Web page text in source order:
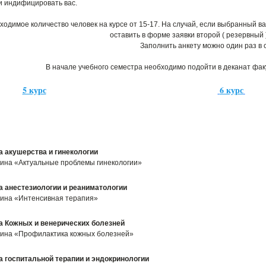
индифицировать вас.
количество человек на курсе от 15-17. На случай, если выбранный
оставить в форме заявки второй (
Заполнить анкету можно один раз в
В начале учебного семестра необходимо подойти в деканат
5 курс 6 курс
акушерства и гинекологии
«Актуальные проблемы гинекологии»
анестезиологии и реаниматологии
«Интенсивная терапия»
Кожных и венерических болезней
«Профилактика кожных болезней»
госпитальной терапии и эндокринологии